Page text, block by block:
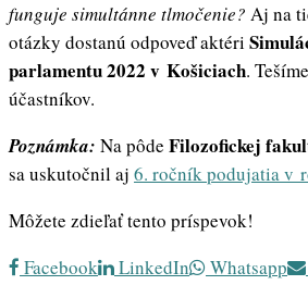
funguje simultánne tlmočenie? Aj na
otázky dostanú odpoveď aktéri
parlamentu 2022 v Košiciach.
účastníkov.
Poznámka: Na pôde Filozofickej
sa uskutočnil aj 6. ročník podujatia v
Môžete zdieľať tento príspevok!
Facebook
LinkedIn Whatsapp